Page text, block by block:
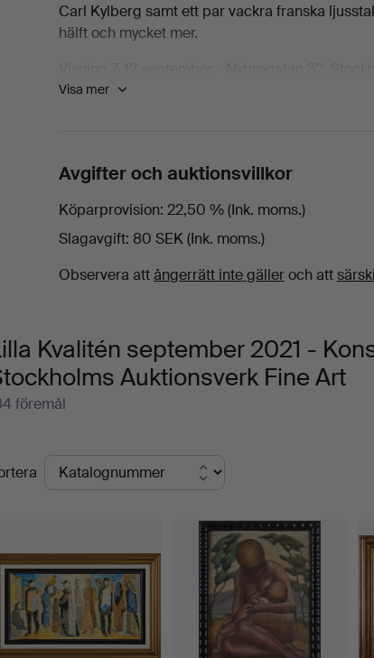
Carl Kylberg samt ett par vackra franska
hälft och mycket mer.
Öppettider
Slagauktion 13 september kl 11
Visa mer
Avgifter och auktionsvillkor
Köparprovision 22,50 % (Ink. moms.)
Slagavgift 80 SEK (Ink. moms.)
Observera attångerrätt inte gälleroch att
Kvalitén september 2021 -
Auktionsverk Fine Art
föremål